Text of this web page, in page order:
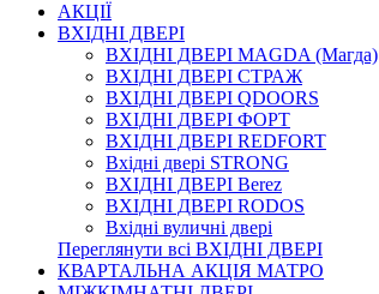
АКЦІЇ
ВХІДНІ ДВЕРІ
ВХІДНІ ДВЕРІ МAGDA (Магда)
ВХІДНІ ДВЕРІ СТРАЖ
ВХІДНІ ДВЕРІ QDOORS
ВХІДНІ ДВЕРІ ФОРТ
ВХІДНІ ДВЕРІ REDFORT
Вхідні двері STRONG
ВХІДНІ ДВЕРІ Berez
ВХІДНІ ДВЕРІ RODOS
Вхідні вуличні двері
Переглянути всі ВХІДНІ ДВЕРІ
КВАРТАЛЬНА АКЦІЯ МАТРО